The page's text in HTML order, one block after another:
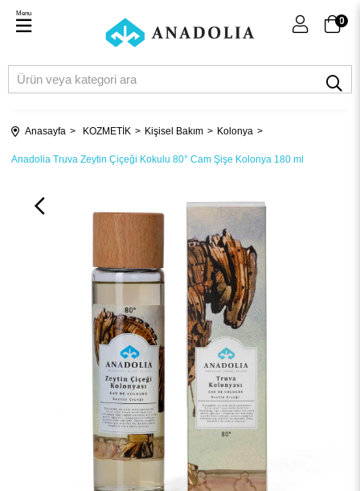
0
Menu
Anasayfa KOZMETİK Kişisel Bakım Kolonya
Anadolia Truva Zeytin Çiçeği Kokulu 80° Cam Şişe Kolonya 180 ml